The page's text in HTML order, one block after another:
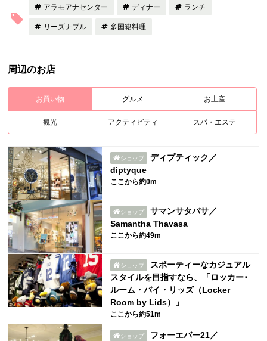
アラモアナセンター ディナー ランチ
リーズナブル 多国籍料理
周辺のお店
お買い物 グルメ お土産
観光 アクティビティ スパ・エステ
ショップ
ディプティック／
diptyque
ここから約0m
ショップ
サマンサタバサ／
Samantha Thavasa
ここから約49m
ショップ
スポーティーなカジュアル
スタイルを目指すなら、「ロッカー･
ルーム・バイ・リッズ（Locker
Room by Lids）」
ここから約51m
ショップ
フォーエバー21／